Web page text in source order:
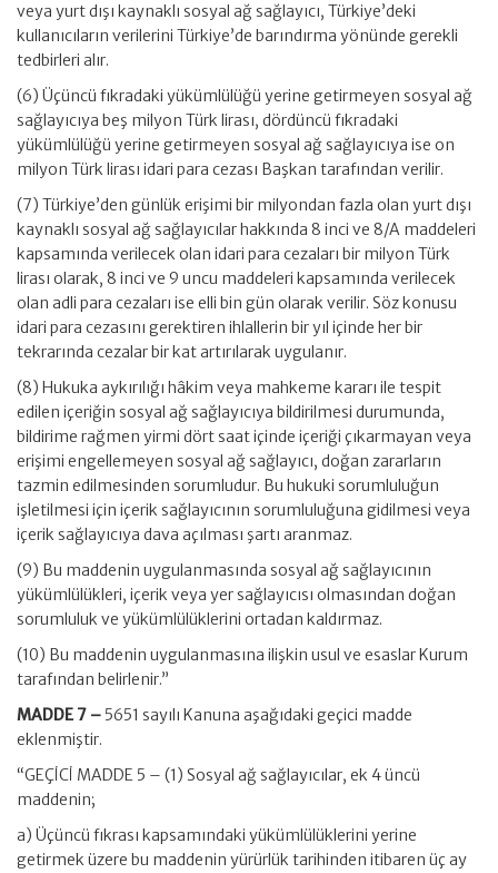
veya yurt dışı kaynaklı sosyal ağ sağlayıcı, Türkiye’deki
kullanıcıların verilerini Türkiye’de barındırma yönünde gerekli
tedbirleri alır.
(6) Üçüncü fıkradaki yükümlülüğü yerine getirmeyen sosyal ağ
sağlayıcıya beş milyon Türk lirası, dördüncü fıkradaki
yükümlülüğü yerine getirmeyen sosyal ağ sağlayıcıya ise on
milyon Türk lirası idari para cezası Başkan tarafından verilir.
(7) Türkiye’den günlük erişimi bir milyondan fazla olan yurt dışı
kaynaklı sosyal ağ sağlayıcılar hakkında 8 inci ve 8/A maddeleri
kapsamında verilecek olan idari para cezaları bir milyon Türk
lirası olarak, 8 inci ve 9 uncu maddeleri kapsamında verilecek
olan adli para cezaları ise elli bin gün olarak verilir. Söz konusu
idari para cezasını gerektiren ihlallerin bir yıl içinde her bir
tekrarında cezalar bir kat artırılarak uygulanır.
(8) Hukuka aykırılığı hâkim veya mahkeme kararı ile tespit
edilen içeriğin sosyal ağ sağlayıcıya bildirilmesi durumunda,
bildirime rağmen yirmi dört saat içinde içeriği çıkarmayan veya
erişimi engellemeyen sosyal ağ sağlayıcı, doğan zararların
tazmin edilmesinden sorumludur. Bu hukuki sorumluluğun
işletilmesi için içerik sağlayıcının sorumluluğuna gidilmesi veya
içerik sağlayıcıya dava açılması şartı aranmaz.
(9) Bu maddenin uygulanmasında sosyal ağ sağlayıcının
yükümlülükleri, içerik veya yer sağlayıcısı olmasından doğan
sorumluluk ve yükümlülüklerini ortadan kaldırmaz.
(10) Bu maddenin uygulanmasına ilişkin usul ve esaslar Kurum
tarafından belirlenir.”
MADDE 7 – 5651 sayılı Kanuna aşağıdaki geçici madde
eklenmiştir.
“GEÇİCİ MADDE 5 – (1) Sosyal ağ sağlayıcılar, ek 4 üncü
maddenin;
a) Üçüncü fıkrası kapsamındaki yükümlülüklerini yerine
getirmek üzere bu maddenin yürürlük tarihinden itibaren üç ay